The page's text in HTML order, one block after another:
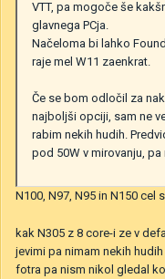
VTT, pa mogoče še
glavnega PCja.
Načeloma bi lahko
raje mel W11 zaenkrat.
Če se bom odločil za
najboljši opciji, sam ne
rabim nekih hudih.
pod 50W v mirovanju,
N100, N97, N95 in N150 cel
kak N305 z 8 core-i ze v
jevimi pa nimam nekih
fotra pa nism nikol gledal